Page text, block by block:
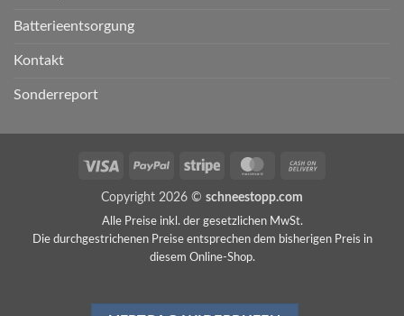
Batterieentsorgung
Kontakt
Sonderreport
Visa PayPal Stripe MasterCard
Copyright 2026 © schneestopp.com
Alle Preise inkl. der gesetzlichen MwSt.
Die durchgestrichenen Preise entsprechen dem bisherigen Preis in
diesem Online-Shop.